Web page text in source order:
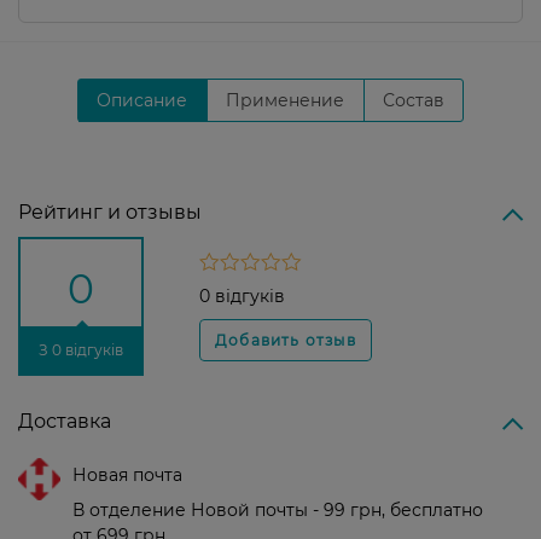
Описание Применение Состав
Рейтинг и отзывы
0
З 0 відгуків
0 відгуків
Доставка
Новая почта
В отделение Новой почты - 99 грн, бесплатно